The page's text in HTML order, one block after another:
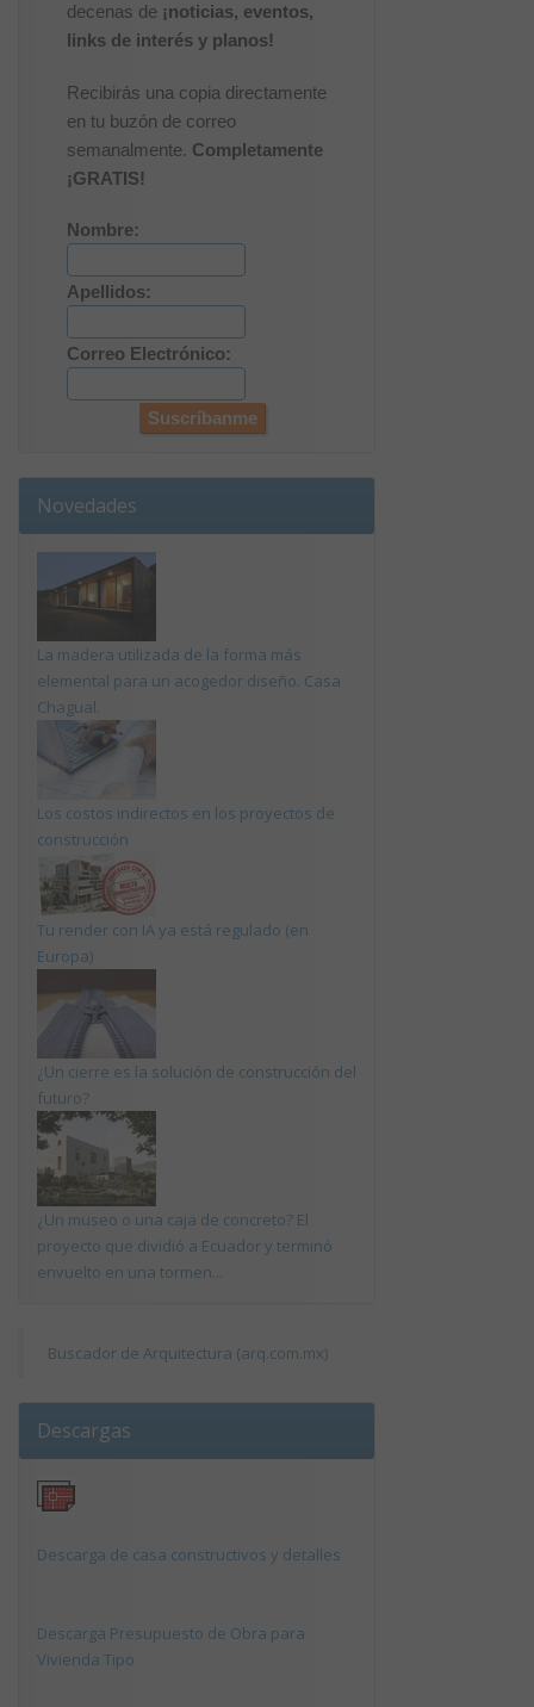
decenas de ¡noticias, eventos,
links de interés y planos!
Recibirás una copia directamente
en tu buzón de correo
semanalmente. Completamente
¡GRATIS!
Nombre:
Apellidos:
Correo Electrónico:
Novedades
La madera utilizada de la forma más
elemental para un acogedor diseño. Casa
Chagual.
Los costos indirectos en los proyectos de
construcción
Tu render con IA ya está regulado (en
Europa)
¿Un cierre es la solución de construcción del
futuro?
¿Un museo o una caja de concreto? El
proyecto que dividió a Ecuador y terminó
envuelto en una tormen...
Buscador de Arquitectura (arq.com.mx)
Descargas
Descarga de casa constructivos y detalles
Descarga Presupuesto de Obra para
Vivienda Tipo